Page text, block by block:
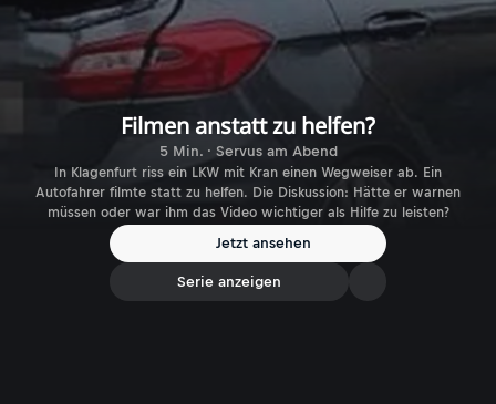
Filmen anstatt zu helfen?
5 Min. · Servus am Abend
In Klagenfurt riss ein LKW mit Kran einen Wegweiser ab. Ein
Autofahrer filmte statt zu helfen. Die Diskussion: Hätte er warnen
müssen oder war ihm das Video wichtiger als Hilfe zu leisten?
Jetzt ansehen
Serie anzeigen